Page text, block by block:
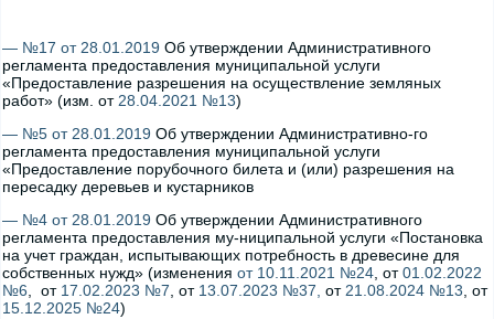
— №17 от 28.01.2019 Об утверждении Административного
регламента предоставления муниципальной услуги
«Предоставление разрешения на осуществление земляных
работ» (изм. от 28.04.2021 №13)
— №5 от 28.01.2019 Об утверждении Административно-го
регламента предоставления муниципальной услуги
«Предоставление порубочного билета и (или) разрешения на
пересадку деревьев и кустарников
— №4 от 28.01.2019 Об утверждении Административного
регламента предоставления му-ниципальной услуги «Постановка
на учет граждан, испытывающих потребность в древесине для
собственных нужд» (изменения от 10.11.2021 №24 , от01.02.2022
№6 , от 17.02.2023 №7 , от 13.07.2023 №37, от 21.08.2024 №13 , от
15.12.2025 №24)